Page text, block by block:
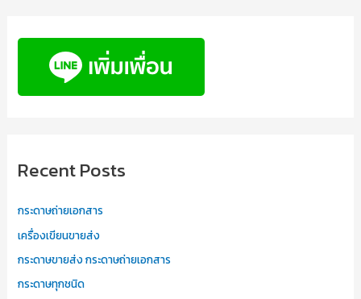
Recent Posts
กระดาษถ่ายเอกสาร
เครื่องเขียนขายส่ง
กระดาษขายส่ง กระดาษถ่ายเอกสาร
กระดาษทุกชนิด